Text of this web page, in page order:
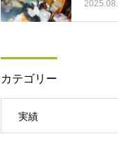
カテゴリー
実績